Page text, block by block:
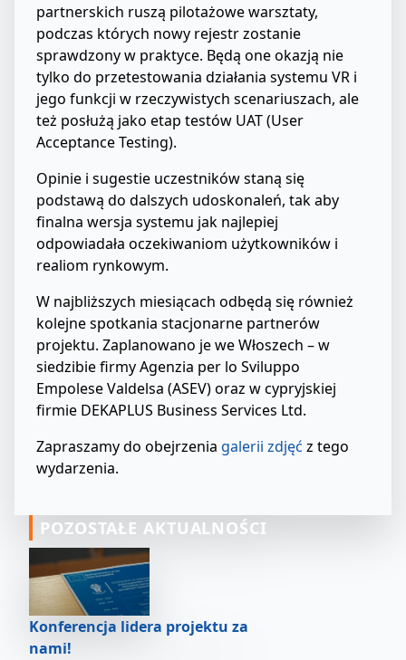
partnerskich ruszą pilotażowe warsztaty,
podczas których nowy rejestr zostanie
sprawdzony w praktyce. Będą one okazją nie
tylko do przetestowania działania systemu VR i
jego funkcji w rzeczywistych scenariuszach, ale
też posłużą jako etap testów UAT (User
Acceptance Testing).
Opinie i sugestie uczestników staną się
podstawą do dalszych udoskonaleń, tak aby
finalna wersja systemu jak najlepiej
odpowiadała oczekiwaniom użytkowników i
realiom rynkowym.
W najbliższych miesiącach odbędą się również
kolejne spotkania stacjonarne partnerów
projektu. Zaplanowano je we Włoszech – w
siedzibie firmy Agenzia per lo Sviluppo
Empolese Valdelsa (ASEV) oraz w cypryjskiej
firmie DEKAPLUS Business Services Ltd.
Zapraszamy do obejrzenia galerii zdjęć z tego
wydarzenia.
POZOSTAŁE AKTUALNOŚCI
Konferencja lidera projektu za
nami!